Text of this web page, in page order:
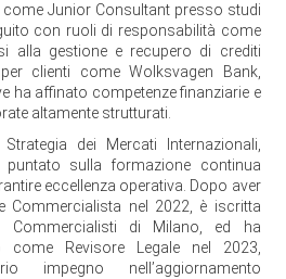
Junior Consultant presso studi
con ruoli di responsabilità come
alla gestione e recupero di crediti
clienti come Wolksvagen Bank,
ha affinato competenze finanziarie e
altamente strutturati.
dei Mercati Internazionali,
puntato sulla formazione continua
eccellenza operativa. Dopo aver
Commercialista nel 2022, è iscritta
Commercialisti di Milano, ed ha
come Revisore Legale nel 2023,
impegno nell’aggiornamento